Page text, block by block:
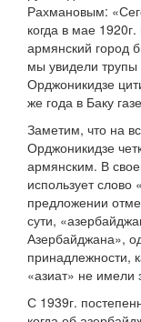
Рахмановым:
когда в мае
армянский город
мы увидели
Орджоникидзе
же года в Баку
Заметим, что на
Орджоникидзе
армянским. В
использует
предложении
сути,
Азербайджана»,
принадлежности,
«азиат» не имели
С 1939г.